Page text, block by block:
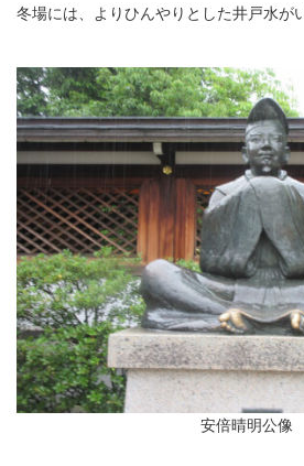
冬場には、よりひんやりとした井戸水が
安倍晴明公像